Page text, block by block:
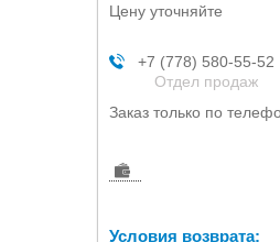
Цену уточняйте
+7 (778) 580-55-52
Отдел продаж
Заказ только по